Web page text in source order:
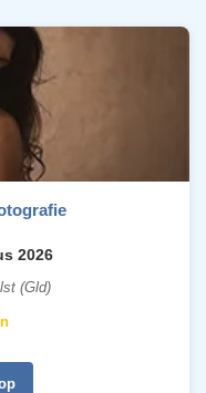
2026
(Gld)